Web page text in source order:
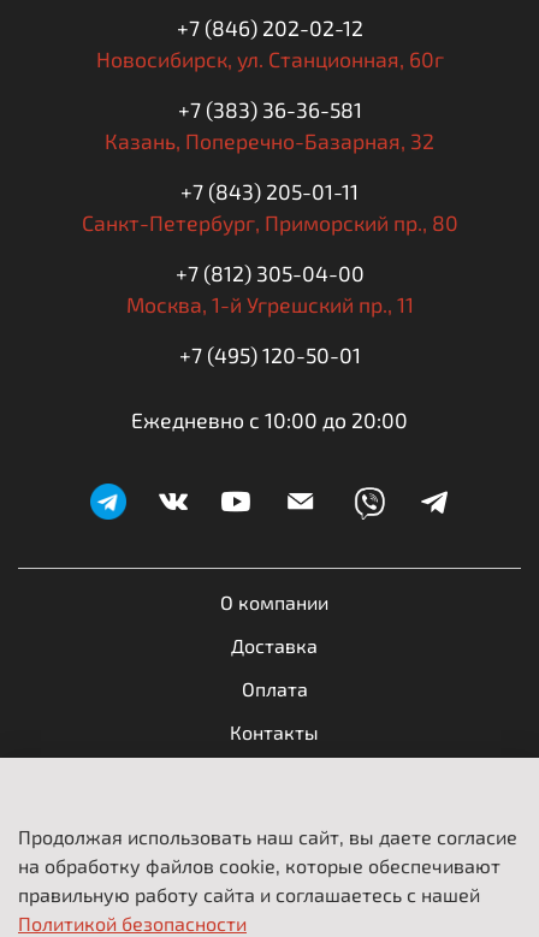
О компании
Доставка
Оплата
Контакты
Пользовательское соглашение
Оферта и политика конфиденциальности
Вакансии
+7 (846) 202-02-12
Новосибирск, ул. Станционная, 60г
+7 (383) 36-36-581
Казань, Поперечно-Базарная, 32
+7 (843) 205-01-11
Санкт-Петербург, Приморский пр., 80
+7 (812) 305-04-00
Москва, 1-й Угрешский пр., 11
+7 (495) 120-50-01
Ежедневно с 10:00 до 20:00
Продолжая использовать наш сайт, вы даете согласие
на обработку файлов cookie, которые обеспечивают
правильную работу сайта и соглашаетесь с нашей
Политикой безопасности
обработки